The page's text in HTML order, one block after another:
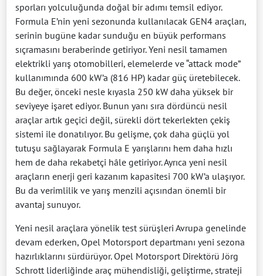
sporları yolculuğunda doğal bir adımı temsil ediyor.
Formula E’nin yeni sezonunda kullanılacak GEN4 araçları,
serinin bugüne kadar sunduğu en büyük performans
sıçramasını beraberinde getiriyor. Yeni nesil tamamen
elektrikli yarış otomobilleri, elemelerde ve “attack mode”
kullanımında 600 kW’a (816 HP) kadar güç üretebilecek.
Bu değer, önceki nesle kıyasla 250 kW daha yüksek bir
seviyeye işaret ediyor. Bunun yanı sıra dördüncü nesil
araçlar artık geçici değil, sürekli dört tekerlekten çekiş
sistemi ile donatılıyor. Bu gelişme, çok daha güçlü yol
tutuşu sağlayarak Formula E yarışlarını hem daha hızlı
hem de daha rekabetçi hâle getiriyor. Ayrıca yeni nesil
araçların enerji geri kazanım kapasitesi 700 kW’a ulaşıyor.
Bu da verimlilik ve yarış menzili açısından önemli bir
avantaj sunuyor.
Yeni nesil araçlara yönelik test sürüşleri Avrupa genelinde
devam ederken, Opel Motorsport departmanı yeni sezona
hazırlıklarını sürdürüyor. Opel Motorsport Direktörü Jörg
Schrott liderliğinde araç mühendisliği, geliştirme, strateji